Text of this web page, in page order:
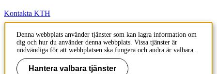
Kontakta KTH
Jobba på KTH
Press och media
Faktura och betalning KTH
Denna webbplats använder tjänster som kan lagra information om
dig och hur du använder denna webbplats. Vissa tjänster är
nödvändiga för att webbplatsen ska fungera och andra är valbara.
Hantera valbara tjänster